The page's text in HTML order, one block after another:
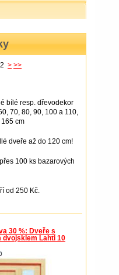
> >>
bílé resp. dřevodekor
70, 80, 90, 100 a 110,
cm
dveře až do 120 cm!
100 ks bazarových
od 250 Kč.
30 %: Dveře s
dvojsklem Lahti 10